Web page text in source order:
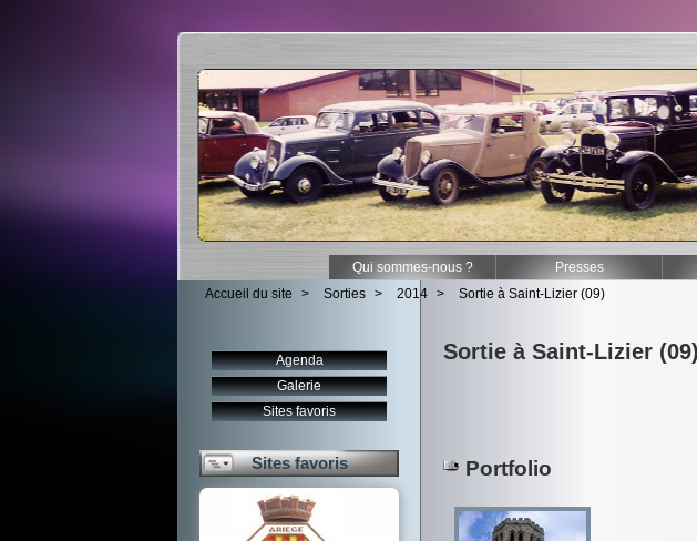
Qui sommes-nous ? Presses
Accueil du site > Sorties > 2014 > Sortie à Saint-Lizier (09)
Sortie à Saint-Lizier (09)
Portfolio
Agenda
Galerie
Sites favoris
Sites favoris